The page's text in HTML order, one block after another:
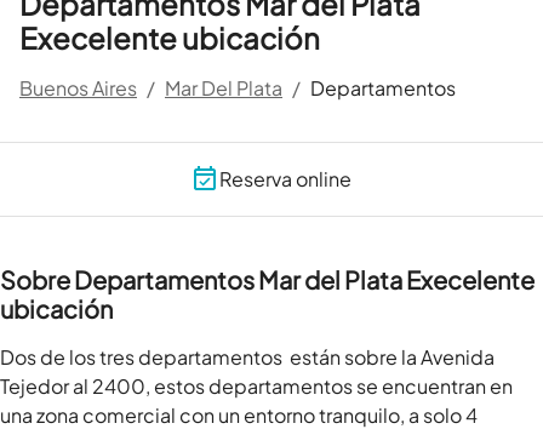
Execelente ubicación
Buenos Aires / Mar Del Plata / Departamentos
Reserva online
Sobre Departamentos Mar del Plata Execelente
ubicación
Dos de los tres departamentos  están sobre la Avenida
Tejedor al 2400, estos departamentos se encuentran en
una zona comercial con un entorno tranquilo, a solo 4